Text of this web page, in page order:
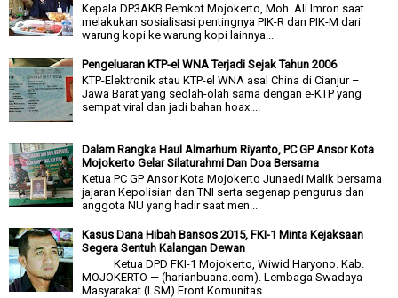
Kepala DP3AKB Pemkot Mojokerto, Moh. Ali Imron saat
melakukan sosialisasi pentingnya PIK-R dan PIK-M dari
warung kopi ke warung kopi lainnya...
Pengeluaran KTP-el WNA Terjadi Sejak Tahun 2006
KTP-Elektronik atau KTP-el WNA asal China di Cianjur –
Jawa Barat yang seolah-olah sama dengan e-KTP yang
sempat viral dan jadi bahan hoax....
Dalam Rangka Haul Almarhum Riyanto, PC GP Ansor Kota
Mojokerto Gelar Silaturahmi Dan Doa Bersama
Ketua PC GP Ansor Kota Mojokerto Junaedi Malik bersama
jajaran Kepolisian dan TNI serta segenap pengurus dan
anggota NU yang hadir saat men...
Kasus Dana Hibah Bansos 2015, FKI-1 Minta Kejaksaan
Segera Sentuh Kalangan Dewan
Ketua DPD FKI-1 Mojokerto, Wiwid Haryono. Kab.
MOJOKERTO — (harianbuana.com). Lembaga Swadaya
Masyarakat (LSM) Front Komunitas...